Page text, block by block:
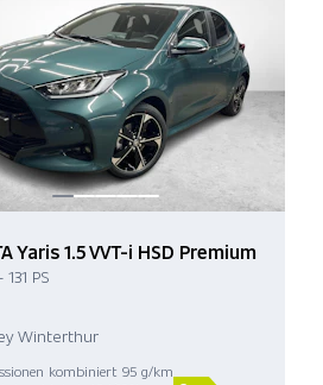
Yaris 1.5 VVT-i HSD Premium
PS
Winterthur
kombiniert 95 g/km